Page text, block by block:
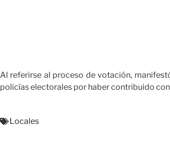
Al referirse al proceso de votación,
policías electorales por haber contribuido
Locales